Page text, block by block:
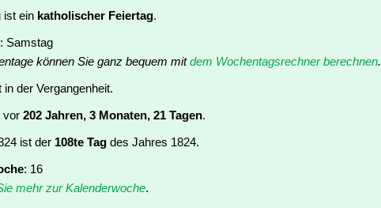
ist ein katholischer Feiertag.
: Samstag
können Sie ganz bequem mitdem Wochentagsrechner berechnen.
in der Vergangenheit.
vor 202 Jahren, 3 Monaten, 21 Tagen.
ist der 108te Tag des Jahres 1824.
: 16
mehr zur Kalenderwoche.